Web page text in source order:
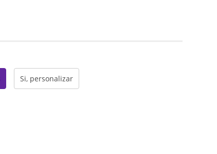
Si, personalizar